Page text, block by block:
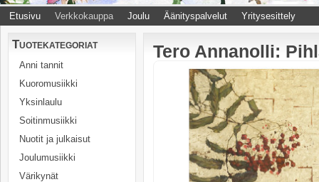
Etusivu Verkkokauppa Joulu Äänityspalvelut Yritysesittely
Tuotekategoriat
Anni tannit
Kuoromusiikki
Yksinlaulu
Soitinmusiikki
Nuotit ja julkaisut
Joulumusiikki
Värikynät
Tero Annanolli: